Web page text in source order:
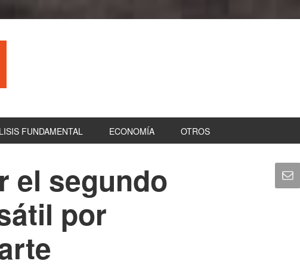
FUNDAMENTAL ECONOMÍA OTROS
el segundo
por
Barra
lateral